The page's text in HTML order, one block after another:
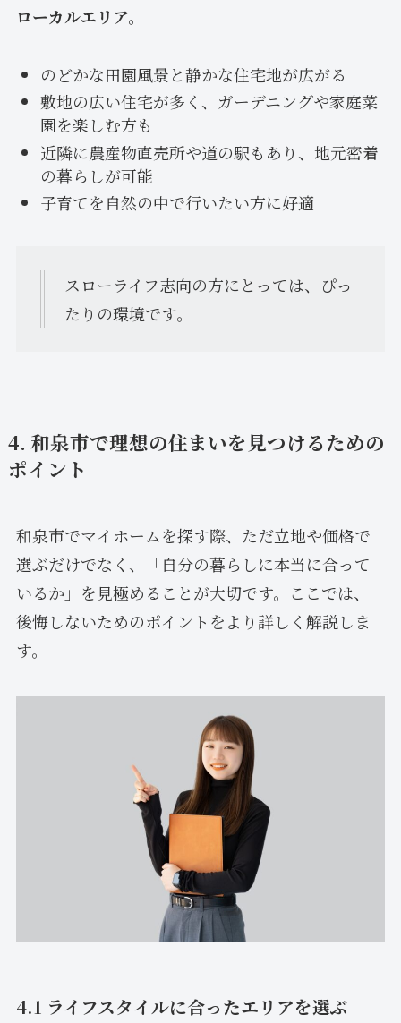
ローカルエリア。
のどかな田園風景と静かな住宅地が広がる
敷地の広い住宅が多く、ガーデニングや家庭菜
園を楽しむ方も
近隣に農産物直売所や道の駅もあり、地元密着
の暮らしが可能
子育てを自然の中で行いたい方に好適
スローライフ志向の方にとっては、ぴっ
たりの環境です。
4. 和泉市で理想の住まいを見つけるための
ポイント
和泉市でマイホームを探す際、ただ立地や価格で
選ぶだけでなく、「自分の暮らしに本当に合って
いるか」を見極めることが大切です。ここでは、
後悔しないためのポイントをより詳しく解説しま
す。
4.1 ライフスタイルに合ったエリアを選ぶ